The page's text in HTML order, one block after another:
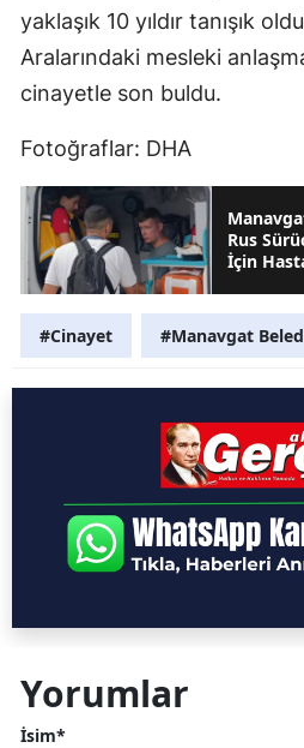
yaklaşık 10 yıldır tanışık
Aralarındaki mesleki
cinayetle son buldu.
Fotoğraflar: DHA
Rus
İçin
#Cinayet #Manavgat
Yorumlar
İsim*